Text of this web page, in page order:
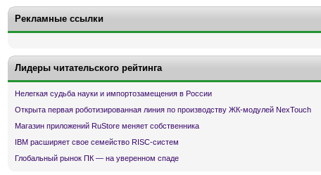
Рекламные ссылки
Лидеры читательского рейтинга
Нелегкая судьба науки и импортозамещения в России
Открыта первая роботизированная линия по производству ЖК-модулей NexTouch
Магазин приложений RuStore меняет собственника
IBM расширяет свое семейство RISC-систем
Глобальный рынок ПК — на уверенном спаде